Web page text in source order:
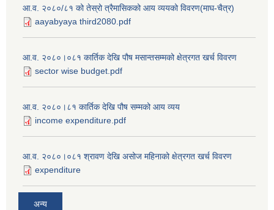
आ.व. २०८०/८१ को तेस्रो त्रैमासिकको आय व्ययको विवरण(माघ-चैत्र)
aayabyaya third2080.pdf
आ.व. २०८०।०८१ कार्तिक देखि पौष मसान्तसम्मको क्षेत्रगत खर्च विवरण
sector wise budget.pdf
आ.व. २०८०।८१ कार्तिक देखि पौष सम्मको आय व्यय
income expenditure.pdf
आ.व. २०८०।०८१ श्रावण देखि असोज महिनाको क्षेत्रगत खर्च विवरण
expenditure
अन्य